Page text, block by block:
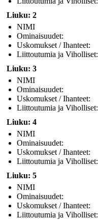
Liuku: 2
NIMI
Ominaisuudet:
Uskomukset / Ihanteet:
Liittoutumia ja Viholliset:
Liuku: 3
NIMI
Ominaisuudet:
Uskomukset / Ihanteet:
Liittoutumia ja Viholliset:
Liuku: 4
NIMI
Ominaisuudet:
Uskomukset / Ihanteet:
Liittoutumia ja Viholliset:
Liuku: 5
NIMI
Ominaisuudet:
Uskomukset / Ihanteet:
Liittoutumia ja Viholliset: